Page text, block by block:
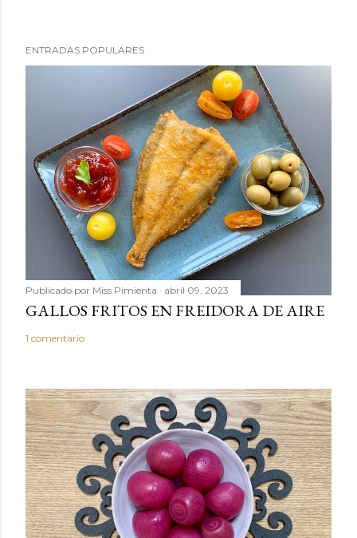
a
r
i
o
ENTRADAS POPULARES
Publicado por Miss Pimienta abril 09, 2023
GALLOS FRITOS EN FREIDORA DE AIRE
1 comentario